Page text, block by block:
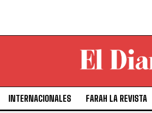
INTERNACIONALES FARAH LA REVISTA